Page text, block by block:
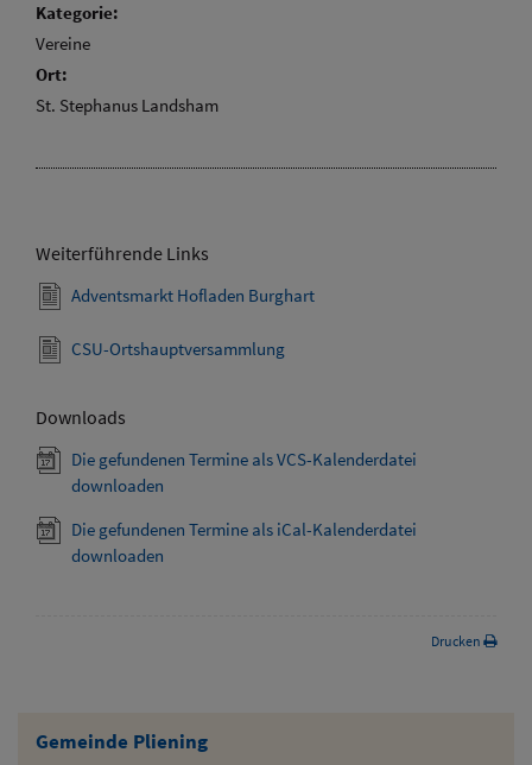
Gemeinde Pliening
Kategorie:
Vereine
Ort:
St. Stephanus Landsham
Weiterführende Links
Adventsmarkt Hofladen Burghart
CSU-Ortshauptversammlung
Downloads
Die gefundenen Termine als VCS-Kalenderdatei
downloaden
Die gefundenen Termine als iCal-Kalenderdatei
downloaden
Drucken